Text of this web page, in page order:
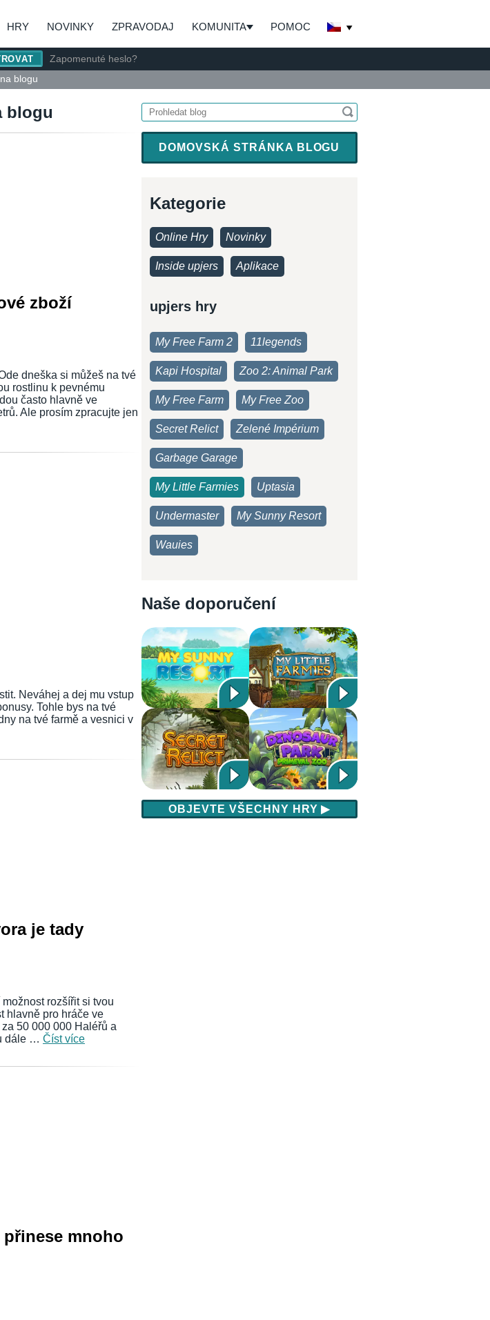
HRY NOVINKY ZPRAVODAJ KOMUNITA POMOC
Zapomenuté heslo?
blogu
blogu
zboží
dneška si můžeš na tvé
rostlinu k pevnému
často hlavně ve
Ale prosím zpracujte jen
Neváhej a dej mu vstup
Tohle bys na tvé
na tvé farmě a vesnici v
je tady
rozšířit si tvou
hlavně pro hráče ve
50 000 000 Haléřů a
dále … Číst více
mnoho
DOMOVSKÁ STRÁNKA BLOGU
Kategorie
Online Hry Novinky
Inside upjers Aplikace
upjers hry
My Free Farm 2 11legends
Kapi Hospital Zoo 2: Animal Park
My Free Farm My Free Zoo
Secret Relict Zelené Impérium
Garbage Garage
My Little Farmies Uptasia
Undermaster My Sunny Resort
Wauies
Naše doporučení
OBJEVTE VŠECHNY HRY▶